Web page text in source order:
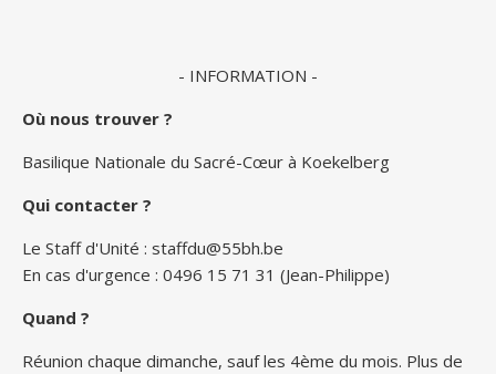
- INFORMATION -
Où nous trouver ?
Basilique Nationale du Sacré-Cœur à Koekelberg
Qui contacter ?
Le Staff d'Unité : staffdu@55bh.be
En cas d'urgence : 0496 15 71 31 (Jean-Philippe)
Quand ?
Réunion chaque dimanche, sauf les 4ème du mois. Plus de